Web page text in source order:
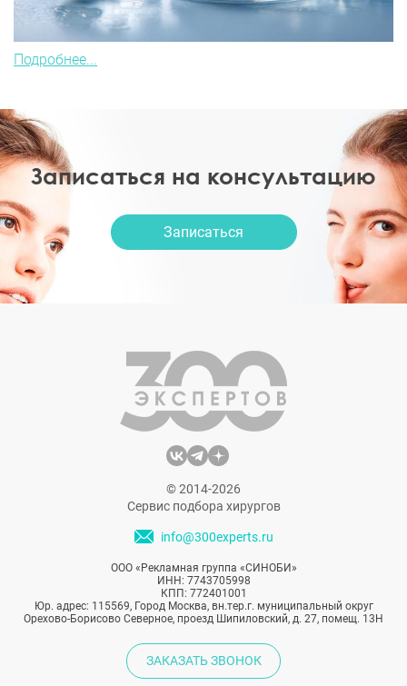
Подробнее...
Записаться на консультацию
Записаться
© 2014-2026
Сервис подбора хирургов
info@300experts.ru
ООО «Рекламная группа «СИНОБИ»
ИНН: 7743705998
КПП: 772401001
Юр. адрес: 115569, Город Москва, вн.тер.г. муниципальный округ
Орехово-Борисово Северное, проезд Шипиловский, д. 27, помещ. 13Н
ЗАКАЗАТЬ ЗВОНОК